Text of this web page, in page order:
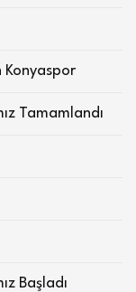
Tamamlandı
Başladı